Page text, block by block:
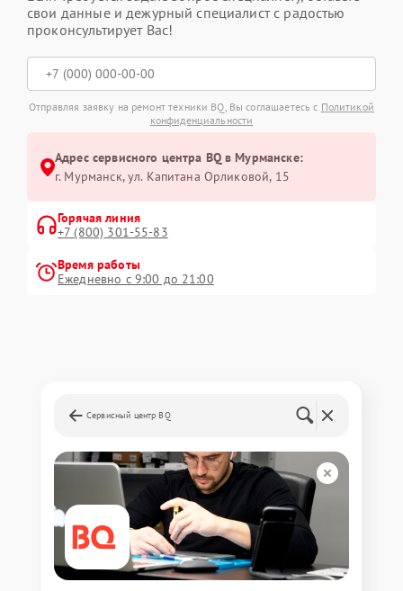
свои данные и дежурный специалист с радостью
проконсультирует Вас!
Отправляя заявку на ремонт техники BQ, Вы соглашаетесь с Политикой
конфиденциальности
Адрес сервисного центра BQ в Мурманске:
г. Мурманск, ул. Капитана Орликовой, 15
Горячая линия
+7 (800) 301-55-83
Время работы
Ежедневно с 9:00 до 21:00
Сервисный центр BQ